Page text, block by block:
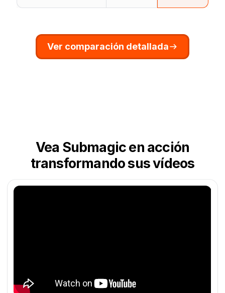
Ver comparación detallada
Vea Submagic en acción
transformando sus vídeos